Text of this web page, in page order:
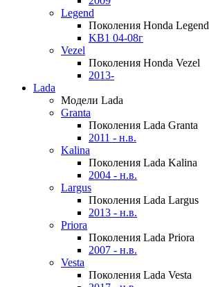
Legend
Поколения Honda Legend
KB1 04-08г
Vezel
Поколения Honda Vezel
2013-
Lada
Модели Lada
Granta
Поколения Lada Granta
2011 - н.в.
Kalina
Поколения Lada Kalina
2004 - н.в.
Largus
Поколения Lada Largus
2013 - н.в.
Priora
Поколения Lada Priora
2007 - н.в.
Vesta
Поколения Lada Vesta